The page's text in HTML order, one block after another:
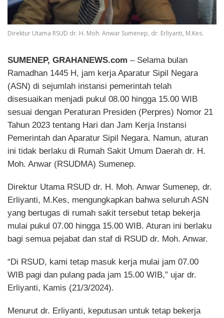
Direktur Utama RSUD dr. H. Moh. Anwar Sumenep, dr. Erliyanti, M.Kes.
SUMENEP, GRAHANEWS.com – Selama bulan
Ramadhan 1445 H, jam kerja Aparatur Sipil Negara
(ASN) di sejumlah instansi pemerintah telah
disesuaikan menjadi pukul 08.00 hingga 15.00 WIB
sesuai dengan Peraturan Presiden (Perpres) Nomor 21
Tahun 2023 tentang Hari dan Jam Kerja Instansi
Pemerintah dan Aparatur Sipil Negara. Namun, aturan
ini tidak berlaku di Rumah Sakit Umum Daerah dr. H.
Moh. Anwar (RSUDMA) Sumenep.
Direktur Utama RSUD dr. H. Moh. Anwar Sumenep, dr.
Erliyanti, M.Kes, mengungkapkan bahwa seluruh ASN
yang bertugas di rumah sakit tersebut tetap bekerja
mulai pukul 07.00 hingga 15.00 WIB. Aturan ini berlaku
bagi semua pejabat dan staf di RSUD dr. Moh. Anwar.
“Di RSUD, kami tetap masuk kerja mulai jam 07.00
WIB pagi dan pulang pada jam 15.00 WIB,” ujar dr.
Erliyanti, Kamis (21/3/2024).
Menurut dr. Erliyanti, keputusan untuk tetap bekerja